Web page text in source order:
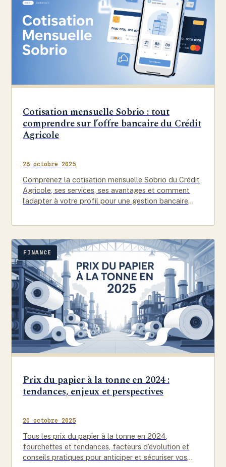
Cotisation mensuelle Sobrio : tout
comprendre sur l’offre bancaire du Crédit
Agricole
28 octobre 2025
Comprenez la cotisation mensuelle Sobrio du Crédit
Agricole, ses services, ses avantages et comment
l’adapter à votre profil pour une gestion bancaire
FINANCE
Prix du papier à la tonne en 2024 :
tendances, enjeux et perspectives
20 octobre 2025
Tous les prix du papier à la tonne en 2024,
fourchettes et tendances, facteurs d’évolution et
conseils pratiques pour anticiper et sécuriser vos